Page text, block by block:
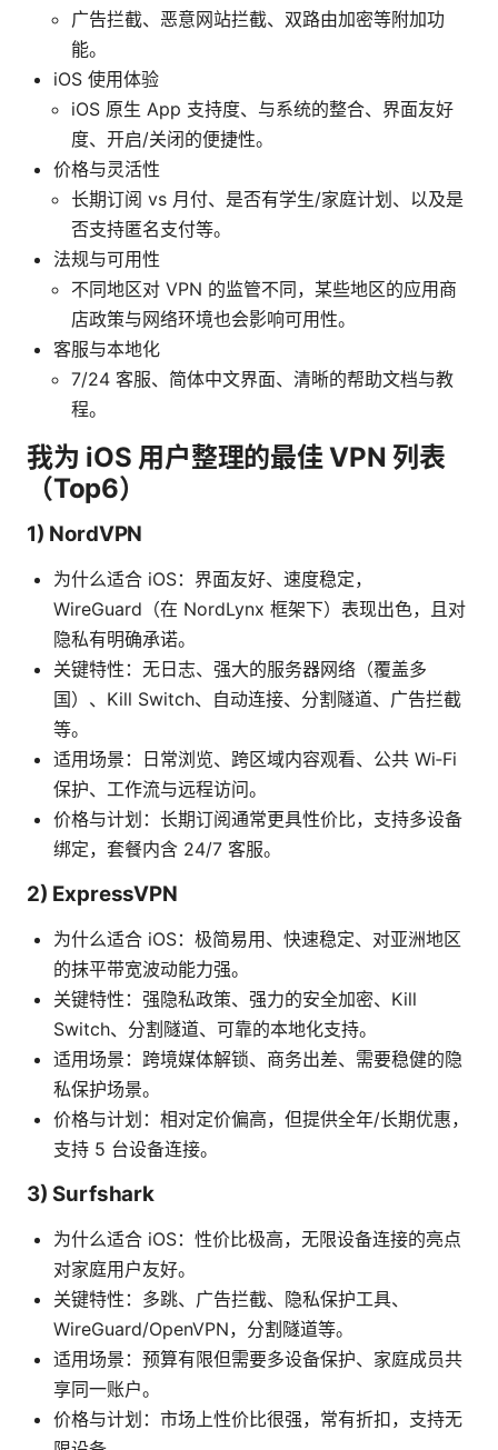
广告拦截、恶意网站拦截、双路由加密等附加功
能。
iOS 使用体验
iOS 原生 App 支持度、与系统的整合、界面友好
度、开启/关闭的便捷性。
价格与灵活性
长期订阅 vs 月付、是否有学生/家庭计划、以及是
否支持匿名支付等。
法规与可用性
不同地区对 VPN 的监管不同，某些地区的应用商
店政策与网络环境也会影响可用性。
客服与本地化
7/24 客服、简体中文界面、清晰的帮助文档与教
程。
我为 iOS 用户整理的最佳 VPN 列表
（Top6）
1) NordVPN
为什么适合 iOS：界面友好、速度稳定，
WireGuard（在 NordLynx 框架下）表现出色，且对
隐私有明确承诺。
关键特性：无日志、强大的服务器网络（覆盖多
国）、Kill Switch、自动连接、分割隧道、广告拦截
等。
适用场景：日常浏览、跨区域内容观看、公共 Wi‑Fi
保护、工作流与远程访问。
价格与计划：长期订阅通常更具性价比，支持多设备
绑定，套餐内含 24/7 客服。
2) ExpressVPN
为什么适合 iOS：极简易用、快速稳定、对亚洲地区
的抹平带宽波动能力强。
关键特性：强隐私政策、强力的安全加密、Kill
Switch、分割隧道、可靠的本地化支持。
适用场景：跨境媒体解锁、商务出差、需要稳健的隐
私保护场景。
价格与计划：相对定价偏高，但提供全年/长期优惠，
支持 5 台设备连接。
3) Surfshark
为什么适合 iOS：性价比极高，无限设备连接的亮点
对家庭用户友好。
关键特性：多跳、广告拦截、隐私保护工具、
WireGuard/OpenVPN，分割隧道等。
适用场景：预算有限但需要多设备保护、家庭成员共
享同一账户。
价格与计划：市场上性价比很强，常有折扣，支持无